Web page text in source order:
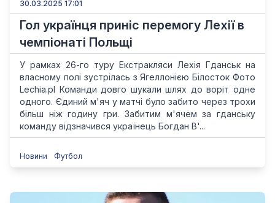
30.03.2025 17:01
Гол українця приніс перемогу Лехії в
чемпіонаті Польщі
У рамках 26-го туру Екстракляси Лехія Гданськ на
власному полі зустрілась з Ягеллонією Білосток Фото
Lechia.pl Команди довго шукали шлях до воріт одне
одного. Єдиний м'яч у матчі було забито через трохи
більш ніж годину гри. Забитим м'ячем за гданську
команду відзначився українець Богдан В'...
Новини Футбол